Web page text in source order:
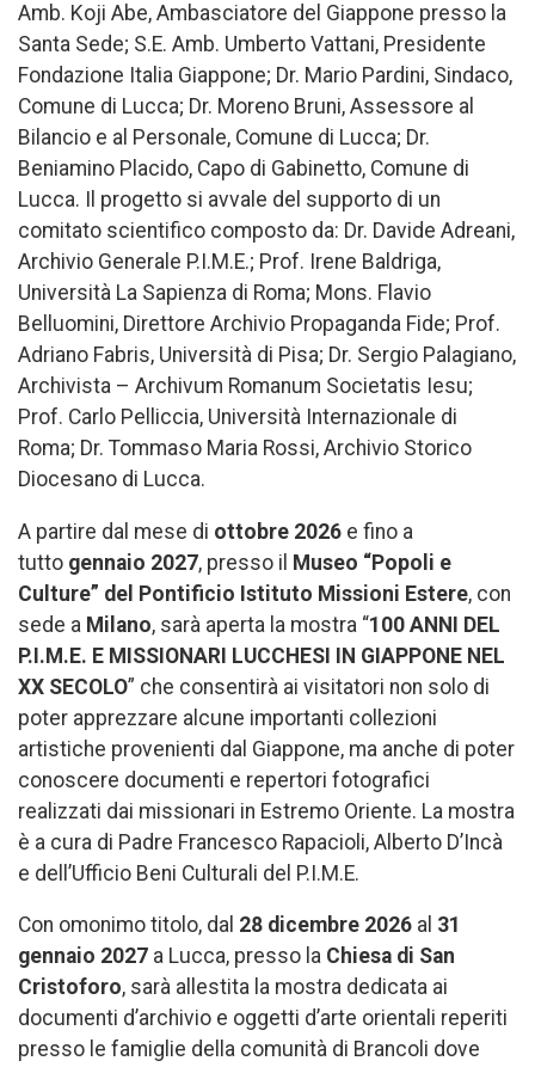
Amb. Koji Abe, Ambasciatore del Giappone presso la
Santa Sede; S.E. Amb. Umberto Vattani, Presidente
Fondazione Italia Giappone; Dr. Mario Pardini, Sindaco,
Comune di Lucca; Dr. Moreno Bruni, Assessore al
Bilancio e al Personale, Comune di Lucca; Dr.
Beniamino Placido, Capo di Gabinetto, Comune di
Lucca. Il progetto si avvale del supporto di un
comitato scientifico composto da: Dr. Davide Adreani,
Archivio Generale P.I.M.E.; Prof. Irene Baldriga,
Università La Sapienza di Roma; Mons. Flavio
Belluomini, Direttore Archivio Propaganda Fide; Prof.
Adriano Fabris, Università di Pisa; Dr. Sergio Palagiano,
Archivista – Archivum Romanum Societatis Iesu;
Prof. Carlo Pelliccia, Università Internazionale di
Roma; Dr. Tommaso Maria Rossi, Archivio Storico
Diocesano di Lucca.
A partire dal mese di ottobre 2026 e fino a
tutto gennaio 2027, presso il Museo “Popoli e
Culture” del Pontificio Istituto Missioni Estere, con
sede a Milano, sarà aperta la mostra “100 ANNI DEL
P.I.M.E. E MISSIONARI LUCCHESI IN GIAPPONE NEL
XX SECOLO” che consentirà ai visitatori non solo di
poter apprezzare alcune importanti collezioni
artistiche provenienti dal Giappone, ma anche di poter
conoscere documenti e repertori fotografici
realizzati dai missionari in Estremo Oriente. La mostra
è a cura di Padre Francesco Rapacioli, Alberto D’Incà
e dell’Ufficio Beni Culturali del P.I.M.E.
Con omonimo titolo, dal 28 dicembre 2026 al 31
gennaio 2027 a Lucca, presso la Chiesa di San
Cristoforo, sarà allestita la mostra dedicata ai
documenti d’archivio e oggetti d’arte orientali reperiti
presso le famiglie della comunità di Brancoli dove